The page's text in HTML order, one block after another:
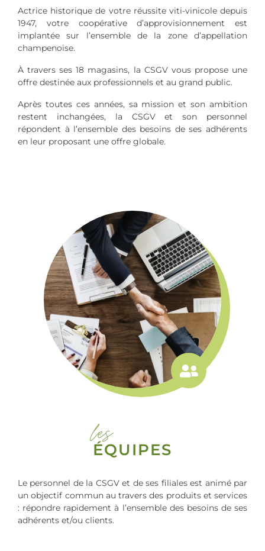
Actrice historique de votre réussite viti-vinicole depuis
1947, votre coopérative d’approvisionnement est
implantée sur l’ensemble de la zone d’appellation
champenoise.
À travers ses 18 magasins, la CSGV vous propose une
offre destinée aux professionnels et au grand public.
Après toutes ces années, sa mission et son ambition
restent inchangées, la CSGV et son personnel
répondent à l’ensemble des besoins de ses adhérents
en leur proposant une offre globale.
les
ÉQUIPES
Le personnel de la CSGV et de ses filiales est animé par
un objectif commun au travers des produits et services
: répondre rapidement à l’ensemble des besoins de ses
adhérents et/ou clients.